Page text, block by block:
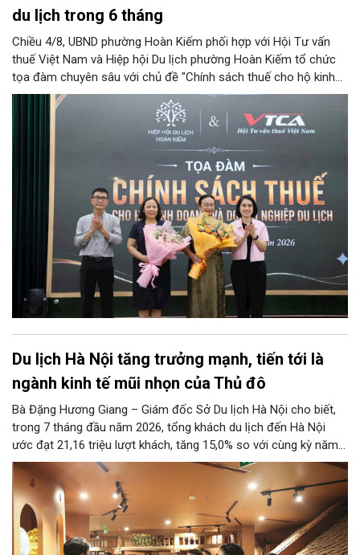
du lịch trong 6 tháng
Chiều 4/8, UBND phường Hoàn Kiếm phối hợp với Hội Tư vấn
thuế Việt Nam và Hiệp hội Du lịch phường Hoàn Kiếm tổ chức
tọa đàm chuyên sâu với chủ đề "Chính sách thuế cho hộ kinh
doanh và doanh nghiệp du lịch".
Du lịch Hà Nội tăng trưởng mạnh, tiến tới là
ngành kinh tế mũi nhọn của Thủ đô
Bà Đặng Hương Giang – Giám đốc Sở Du lịch Hà Nội cho biết,
trong 7 tháng đầu năm 2026, tổng khách du lịch đến Hà Nội
ước đạt 21,16 triệu lượt khách, tăng 15,0% so với cùng kỳ năm
2025. Tổng thu từ khách du lịch ước đạt 86,47 nghìn tỷ đồng,
tăng 17,9% so với cùng kỳ năm trước.